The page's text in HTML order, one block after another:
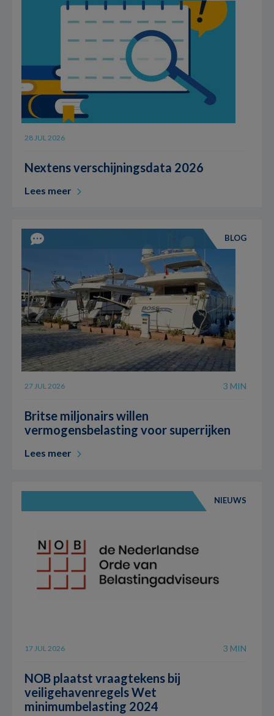
28 JUL 2026
Nextens verschijningsdata 2026
Lees meer
BLOG
27 JUL 2026 3 MIN
Britse miljonairs willen
vermogensbelasting voor superrijken
Lees meer
NIEUWS
17 JUL 2026 3 MIN
NOB plaatst vraagtekens bij
veiligehavenregels Wet
minimumbelasting 2024